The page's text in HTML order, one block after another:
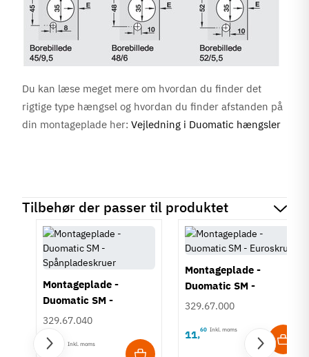
Du kan læse meget mere om hvordan du finder det
rigtige type hængsel og hvordan du finder afstanden på
din montageplade her:Vejledning i Duomatic hængsler
Tilbehør der passer til produktet
Montageplade -
Duomatic SM -
Spånpladeskruer
329.67.040
11 Inkl. moms
Montageplade -
Duomatic SM -
Euroskruer
329.67.000
11,60 Inkl. moms